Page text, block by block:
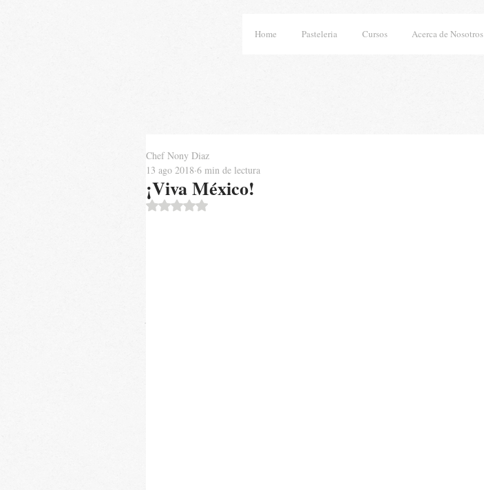
Home Pasteleria Cursos Acerca de Nosotros
¡Viva México!
Chef Nony Diaz
13 ago 2018 6 min de lectura
Obtuvo NaN de 5 estrellas.